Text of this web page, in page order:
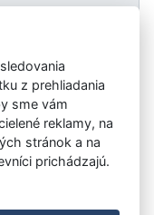
Stará Ľubovňa
z prehliadania
sme vám
reklamy, na
stránok a na
prichádzajú.